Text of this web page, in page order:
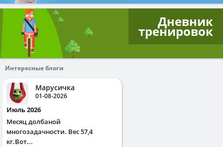
Дневник
тренировок
Интересные блоги
Марусичка
01-08-2026
Июль 2026
Месяц долбаной
многозадачности. Вес 57,4
кг.Вот...